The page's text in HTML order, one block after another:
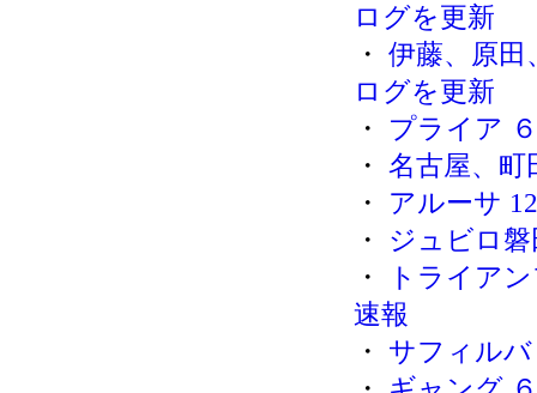
ログを更新
・ 伊藤、原田
ログを更新
・ プライア
・ 名古屋、町
・ アルーサ
・ ジュビロ
・
トライア
速報
・ サフィル